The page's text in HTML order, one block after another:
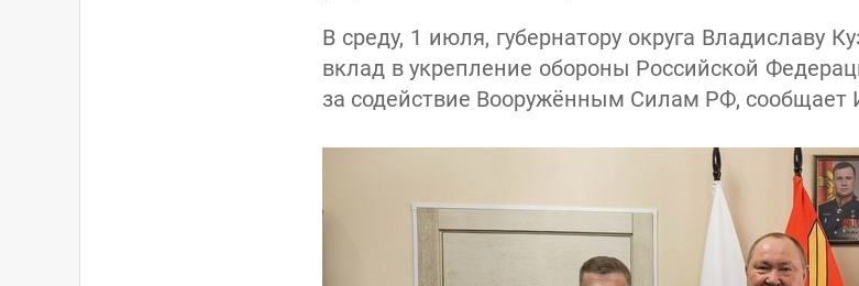
В среду, 1 июля, губернатору округа Владиславу
вклад в укрепление обороны Российской
за содействие Вооружённым Силам РФ, сообщает